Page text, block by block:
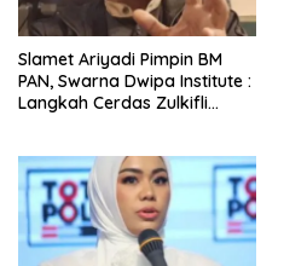
Slamet Ariyadi Pimpin BM
PAN, Swarna Dwipa Institute :
Langkah Cerdas Zulkifli